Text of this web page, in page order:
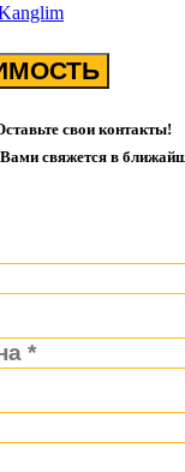
свои контакты!
свяжется в